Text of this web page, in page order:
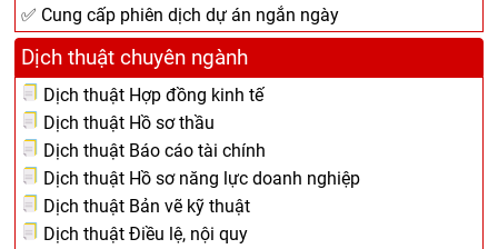
✅ Cung cấp phiên dịch dự án ngắn ngày
Dịch thuật chuyên ngành
Dịch thuật Hợp đồng kinh tế
Dịch thuật Hồ sơ thầu
Dịch thuật Báo cáo tài chính
Dịch thuật Hồ sơ năng lực doanh nghiệp
Dịch thuật Bản vẽ kỹ thuật
Dịch thuật Điều lệ, nội quy